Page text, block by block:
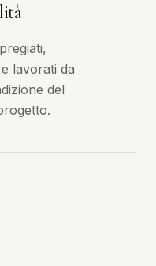
lavorati da
del